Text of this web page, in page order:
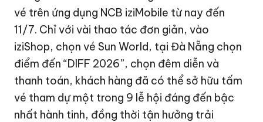
vé trên ứng dụng NCB iziMobile từ nay đến
11/7. Chỉ với vài thao tác đơn giản, vào
iziShop, chọn vé Sun World, tại Đà Nẵng chọn
điểm đến “DIFF 2026”, chọn đêm diễn và
thanh toán, khách hàng đã có thể sở hữu tấm
vé tham dự một trong 9 lễ hội đáng đến bậc
nhất hành tinh, đồng thời tận hưởng trải